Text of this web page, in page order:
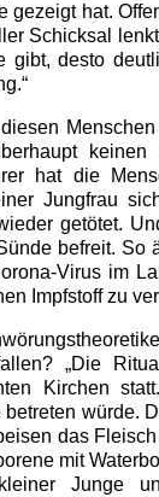
gezeigt hat.
Schicksal
gibt, desto
keinen
hat die
Jungfrau
getötet.
befreit. So
Virus im
Impfstoff zu
„Die
Kirchen
würde.
das
mit
Junge